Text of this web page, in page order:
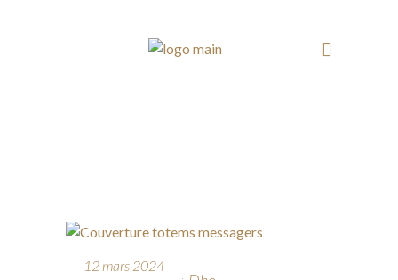
12 mars 2024